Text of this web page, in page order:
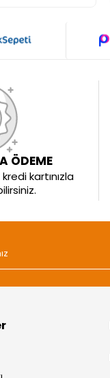
ÖDEME
kartınızla